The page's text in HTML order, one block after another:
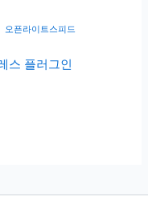
오픈라이트스피드
스 플러그인